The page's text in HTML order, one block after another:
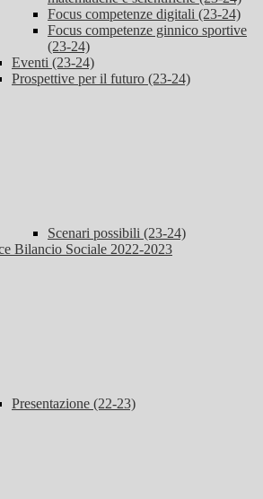
Focus competenze digitali (23-24)
Focus competenze ginnico sportive
(23-24)
Eventi (23-24)
Prospettive per il futuro (23-24)
Scenari possibili (23-24)
Bilancio Sociale 2022-2023
Presentazione (22-23)